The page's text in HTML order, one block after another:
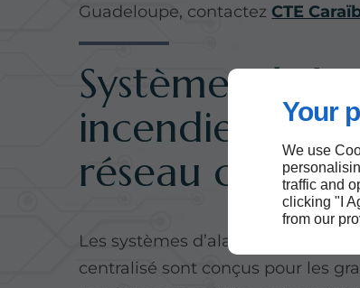
Your
We use
traffic and
clicking "I
from our
Guadeloupe, contactez CTE
Systèmes
incendie reliés
réseau
Les systèmes d’alarme incendie
centralisé sont conçus pour les